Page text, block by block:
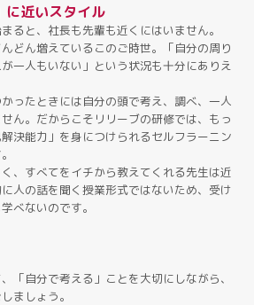
に近いスタイル
ると、社長も先輩も近くにはいません。
どん増えているこのご時世。「自分の周り
一人もいない」という状況も十分にありえ
ったときには自分の頭で考え、調べ、一人
ん。だからこそリリーブの研修では、もっ
決能力」を身につけられるセルフラーニン
、すべてをイチから教えてくれる先生は近
人の話を聞く授業形式ではないため、受け
べないのです。
「自分で考える」ことを大切にしながら、
ましょう。